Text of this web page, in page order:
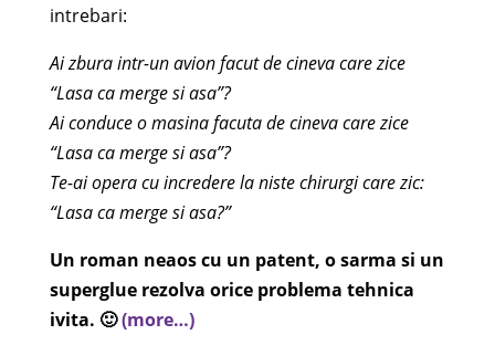
intrebari:
Ai zbura intr-un avion facut de cineva care zice
“Lasa ca merge si asa”?
Ai conduce o masina facuta de cineva care zice
“Lasa ca merge si asa”?
Te-ai opera cu incredere la niste chirurgi care zic:
“Lasa ca merge si asa?”
Un roman neaos cu un patent, o sarma si un
superglue rezolva orice problema tehnica
ivita. 🙂(more…)